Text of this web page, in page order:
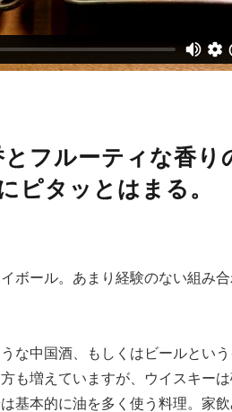
フルーティな香り
ピタッとはまる。
ール。あまり経験のない組み合
な中国酒、もしくはビールとい
も増えていますが、ウイスキー
基本的に油を多く使う料理。家